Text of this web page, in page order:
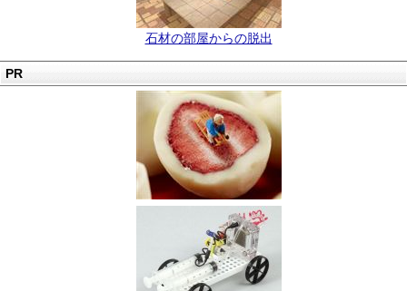
石材の部屋からの脱出
PR